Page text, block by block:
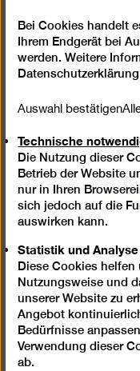
Bei Cookies handelt
Ihrem Endgerät bei
werden. Weitere
Datenschutzerklärung
Auswahl bestätigen
Technische
Die Nutzung dieser
Betrieb der Website
nur in Ihren
sich jedoch auf die
auswirken kann.
Statistik und
Diese Cookies
Nutzungsweise und
unserer Website zu
Angebot
Bedürfnisse
Verwendung dieser
ab.